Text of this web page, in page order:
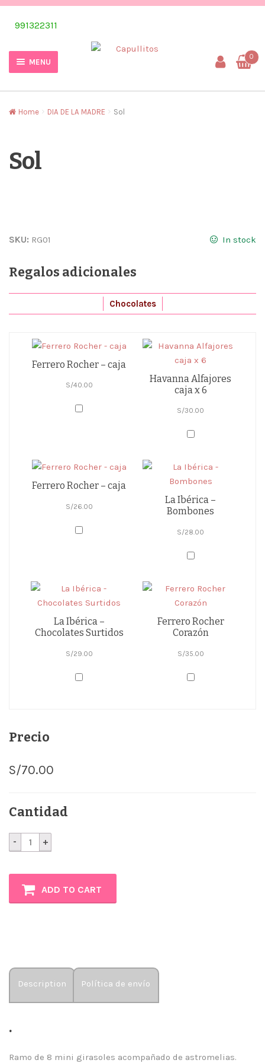
Skip
navigation
Skip
content
991322311
MENU
0
Home DIA DE LA MADRE Sol
Sol
SKU: RG01 In stock
Regalos adicionales
Chocolates
Ferrero Rocher – caja
S/40.00
Havanna Alfajores
caja x 6
S/30.00
Ferrero Rocher – caja
S/26.00
La Ibérica –
Bombones
S/28.00
La Ibérica –
Chocolates Surtidos
S/29.00
Ferrero Rocher
Corazón
S/35.00
Precio
S/70.00
Cantidad
Sol
quantity
ADD TO CART
Description Política de envío
.
Ramo de 8 mini girasoles acompañado de astromelias.